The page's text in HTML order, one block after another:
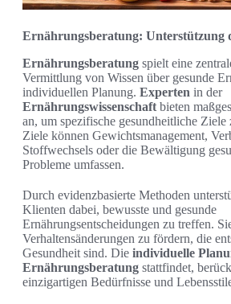
Ernährungsberatung: Unterstützung
Ernährungsberatung spielt eine
Vermittlung von Wissen über gesunde
individuellen Planung. Experten in der
Ernährungswissenschaft bieten
an, um spezifische gesundheitliche Ziele
Ziele können Gewichtsmanagement,
Stoffwechsels oder die Bewältigung
Probleme umfassen.
Durch evidenzbasierte Methoden
Klienten dabei, bewusste und gesunde
Ernährungsentscheidungen zu treffen.
Verhaltensänderungen zu fördern, die
Gesundheit sind. Die individuelle
Ernährungsberatung stattfindet,
einzigartigen Bedürfnisse und